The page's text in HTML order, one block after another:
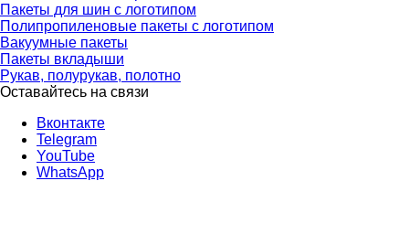
Пакеты для шин с логотипом
Полипропиленовые пакеты с логотипом
Вакуумные пакеты
Пакеты вкладыши
Рукав, полурукав, полотно
Оставайтесь на связи
Вконтакте
Telegram
YouTube
WhatsApp